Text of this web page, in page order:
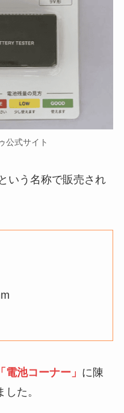
公式サイト
いう名称で販売され
「電池コーナー」 に陳
た。